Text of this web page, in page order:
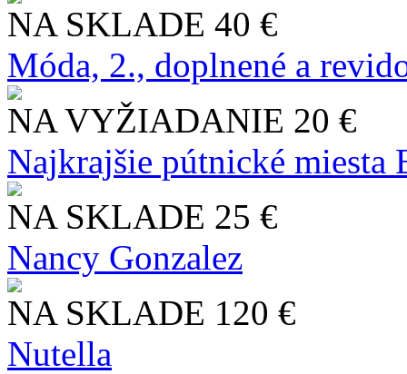
NA SKLADE 40 €
Móda, 2., doplnené a
NA VYŽIADANIE 20 €
Najkrajšie pútnické miesta
NA SKLADE 25 €
Nancy Gonzalez
NA SKLADE 120 €
Nutella